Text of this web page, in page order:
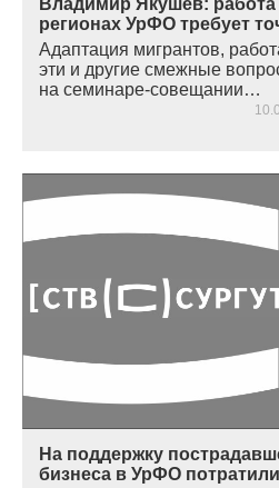
Владимир Якушев:
регионах УрФО требует
Адаптация мигрантов,
эти и другие смежные
на семинаре-совещании…
На поддержку
бизнеса в УрФО